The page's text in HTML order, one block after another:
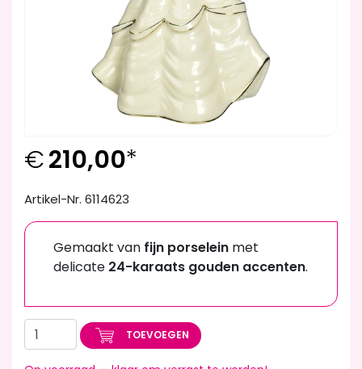
€210,00*
Artikel-Nr. 6114623
Gemaakt van fijn porselein met
delicate 24-karaats gouden accenten.
TOEVOEGEN